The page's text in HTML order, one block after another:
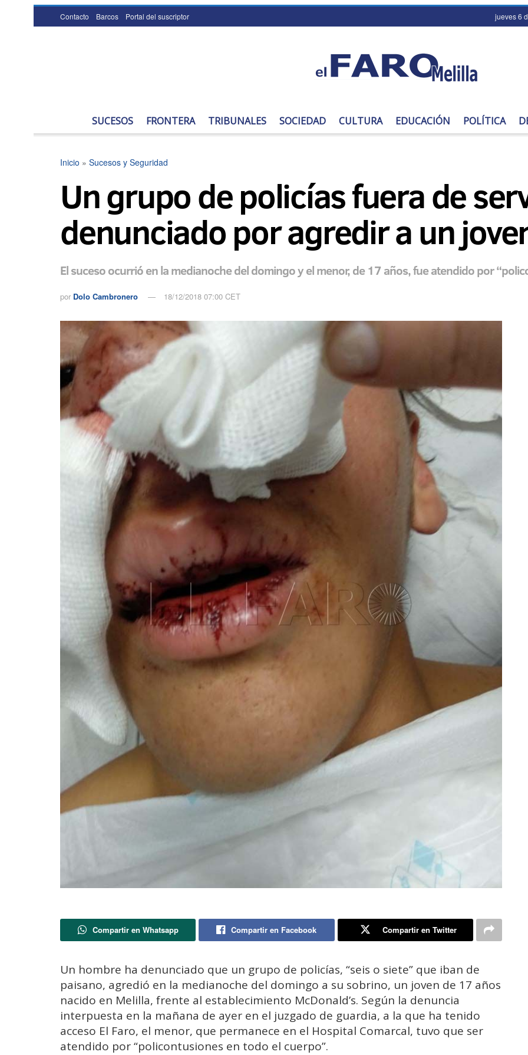
Contacto Barcos Portal del suscriptor jueves 6
SUCESOS FRONTERA TRIBUNALES SOCIEDAD CULTURA EDUCACIÓN POLÍTICA
Inicio » Sucesos y Seguridad
Un grupo de policías fuera de
denunciado por agredir a un
El suceso ocurrió en la medianoche del domingo y el menor, de 17 años, fue atendido por
por Dolo Cambronero 18/12/2018 07:00 CET
Compartir en Whatsapp Compartir en Facebook Compartir en Twitter
Un hombre ha denunciado que un grupo de policías, “seis o siete” que iban de
paisano, agredió en la medianoche del domingo a su sobrino, un joven de 17 años
nacido en Melilla, frente al establecimiento McDonald’s. Según la denuncia
interpuesta en la mañana de ayer en el juzgado de guardia, a la que ha tenido
acceso El Faro, el menor, que permanece en el Hospital Comarcal, tuvo que ser
atendido por “policontusiones en todo el cuerpo”.